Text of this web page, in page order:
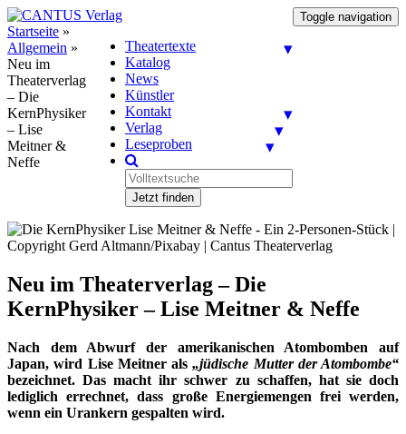
Toggle navigation
Theatertexte
Katalog
News
Künstler
Kontakt
Verlag
Leseproben
Jetzt finden
Startseite »
Allgemein »
Neu im
Theaterverlag
– Die
KernPhysiker
– Lise
Meitner &
Neffe
Neu im Theaterverlag – Die
KernPhysiker – Lise Meitner & Neffe
Nach dem Abwurf der amerikanischen Atombomben auf
Japan, wird Lise Meitner als„jüdische Mutter der Atombombe“
bezeichnet. Das macht ihr schwer zu schaffen, hat sie doch
lediglich errechnet, dass große Energiemengen frei werden,
wenn ein Urankern gespalten wird.